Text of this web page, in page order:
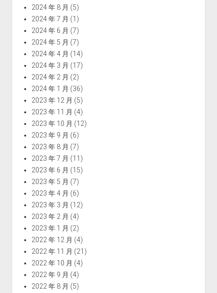
2024 年 8 月 (5)
2024 年 7 月 (1)
2024 年 6 月 (7)
2024 年 5 月 (7)
2024 年 4 月 (14)
2024 年 3 月 (17)
2024 年 2 月 (2)
2024 年 1 月 (36)
2023 年 12 月 (5)
2023 年 11 月 (4)
2023 年 10 月 (12)
2023 年 9 月 (6)
2023 年 8 月 (7)
2023 年 7 月 (11)
2023 年 6 月 (15)
2023 年 5 月 (7)
2023 年 4 月 (6)
2023 年 3 月 (12)
2023 年 2 月 (4)
2023 年 1 月 (2)
2022 年 12 月 (4)
2022 年 11 月 (21)
2022 年 10 月 (4)
2022 年 9 月 (4)
2022 年 8 月 (5)